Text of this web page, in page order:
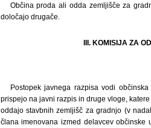
Občina proda ali odda zemljišče za
določajo drugače.
III. KOMISIJA ZA
Postopek javnega razpisa vodi
prispejo na javni razpis in druge vloge,
oddajo stavbnih zemljišč za gradnjo (v
člana imenovana izmed delavcev